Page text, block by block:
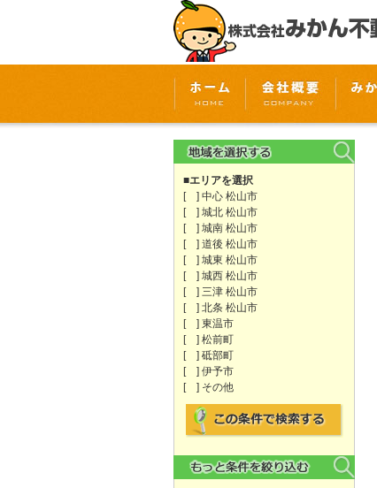
■エリアを選択
[ ] 中心 松山市
[ ] 城北 松山市
[ ] 城南 松山市
[ ] 道後 松山市
[ ] 城東 松山市
[ ] 城西 松山市
[ ] 三津 松山市
[ ] 北条 松山市
[ ] 東温市
[ ] 松前町
[ ] 砥部町
[ ] 伊予市
[ ] その他